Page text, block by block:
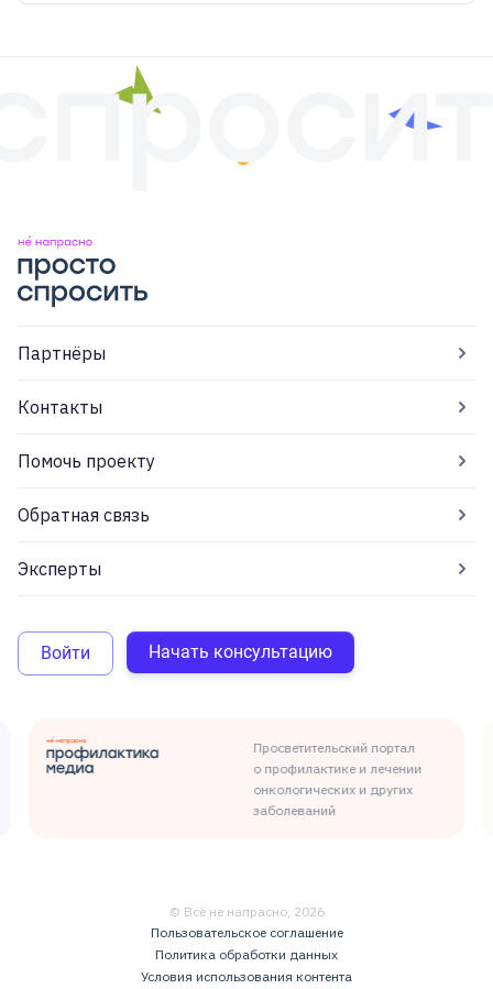
Партнёры
Контакты
Помочь проекту
Обратная связь
Эксперты
Войти Начать консультацию
Просветительский портал
о профилактике и лечении
онкологических и других
заболеваний
© Всё не напрасно, 2026
Пользовательское соглашение
Политика обработки данных
Условия использования контента